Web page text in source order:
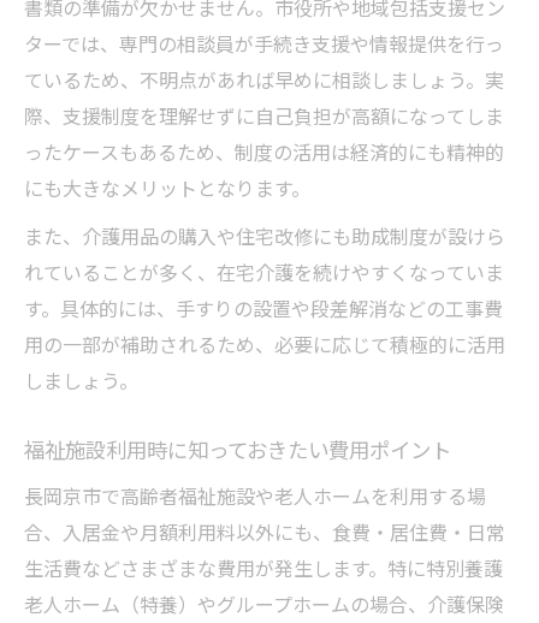
書類の準備が欠かせません。市役所や地域包括支援セン
ターでは、専門の相談員が手続き支援や情報提供を行っ
ているため、不明点があれば早めに相談しましょう。実
際、支援制度を理解せずに自己負担が高額になってしま
ったケースもあるため、制度の活用は経済的にも精神的
にも大きなメリットとなります。
また、介護用品の購入や住宅改修にも助成制度が設けら
れていることが多く、在宅介護を続けやすくなっていま
す。具体的には、手すりの設置や段差解消などの工事費
用の一部が補助されるため、必要に応じて積極的に活用
しましょう。
福祉施設利用時に知っておきたい費用ポイント
長岡京市で高齢者福祉施設や老人ホームを利用する場
合、入居金や月額利用料以外にも、食費・居住費・日常
生活費などさまざまな費用が発生します。特に特別養護
老人ホーム（特養）やグループホームの場合、介護保険